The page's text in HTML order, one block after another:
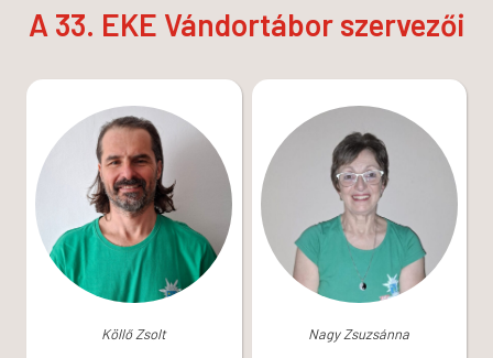
A 33. EKE Vándortábor szervezői
Köllő Zsolt Nagy Zsuzsánna